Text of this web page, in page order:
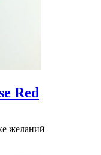
Red
желаний